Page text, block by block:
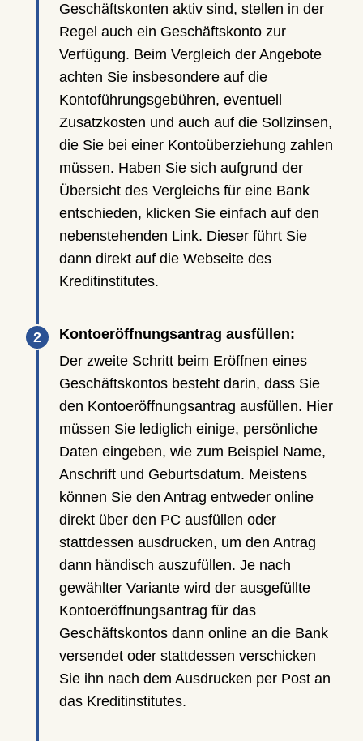
Geschäftskonten aktiv sind, stellen in der
Regel auch ein Geschäftskonto zur
Verfügung. Beim Vergleich der Angebote
achten Sie insbesondere auf die
Kontoführungsgebühren, eventuell
Zusatzkosten und auch auf die Sollzinsen,
die Sie bei einer Kontoüberziehung zahlen
müssen. Haben Sie sich aufgrund der
Übersicht des Vergleichs für eine Bank
entschieden, klicken Sie einfach auf den
nebenstehenden Link. Dieser führt Sie
dann direkt auf die Webseite des
Kreditinstitutes.
Kontoeröffnungsantrag ausfüllen:
Der zweite Schritt beim Eröffnen eines
Geschäftskontos besteht darin, dass Sie
den Kontoeröffnungsantrag ausfüllen. Hier
müssen Sie lediglich einige, persönliche
Daten eingeben, wie zum Beispiel Name,
Anschrift und Geburtsdatum. Meistens
können Sie den Antrag entweder online
direkt über den PC ausfüllen oder
stattdessen ausdrucken, um den Antrag
dann händisch auszufüllen. Je nach
gewählter Variante wird der ausgefüllte
Kontoeröffnungsantrag für das
Geschäftskontos dann online an die Bank
versendet oder stattdessen verschicken
Sie ihn nach dem Ausdrucken per Post an
das Kreditinstitutes.